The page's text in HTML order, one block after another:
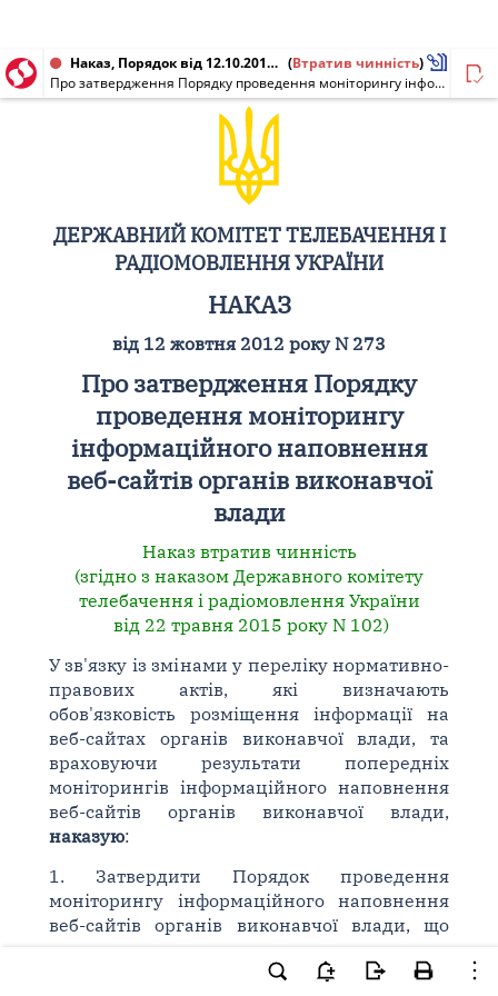
Наказ, Порядок від 12.10.2012 № 273 (Втратив чинність)
Про затвердження Порядку проведення моніторингу інформаційного наповнення веб-сайтів органів виконавчої влади
ДЕРЖАВНИЙ КОМІТЕТ ТЕЛЕБАЧЕННЯ І
РАДІОМОВЛЕННЯ УКРАЇНИ
НАКАЗ
від 12 жовтня 2012 року N 273
Про затвердження Порядку
проведення моніторингу
інформаційного наповнення
веб-сайтів органів виконавчої
влади
Наказ втратив чинність
(згідно з наказом Державного комітету
телебачення і радіомовлення України
від 22 травня 2015 року N 102)
У зв'язку із змінами у переліку нормативно-
правових актів, які визначають
обов'язковість розміщення інформації на
веб-сайтах органів виконавчої влади, та
враховуючи результати попередніх
моніторингів інформаційного наповнення
веб-сайтів органів виконавчої влади,
наказую:
1. Затвердити Порядок проведення
моніторингу інформаційного наповнення
веб-сайтів органів виконавчої влади, що